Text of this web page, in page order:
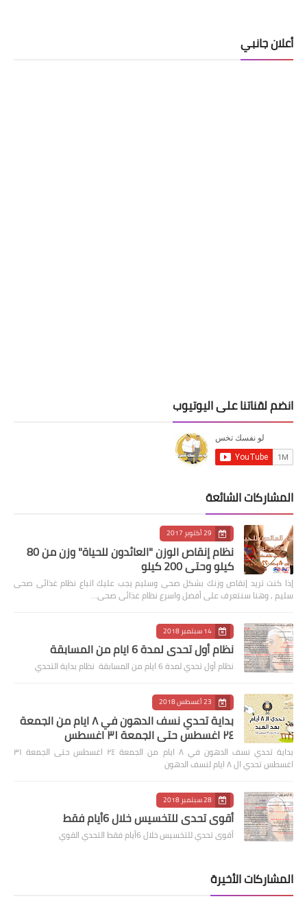
أعلان جانبي
انضم لقناتنا على اليوتيوب
المشاركات الشائعة
29 أكتوبر 2017
نظام إنقاص الوزن "العائدون للحياة" وزن من 80
كيلو وحتى 200 كيلو
إذا كنت تريد إنقاص وزنك بشكل صحى وسليم يجب عليك اتباع نظام غذائى صحى
سليم , وهنا سنتعرف على أفضل واسرع نظام غذائى صحى…
14 سبتمبر 2018
نظام أول تحدي لمدة 6 ايام من المسابقة
نظام أول تحدي لمدة 6 ايام من المسابقة نظام بداية التحدي
23 أغسطس 2018
بداية تحدي نسف الدهون في ٨ ايام من الجمعة
٢٤ اغسطس حتى الجمعة ٣١ اغسطس
بداية تحدي نسف الدهون في ٨ ايام من الجمعة ٢٤ اغسطس حتى الجمعة ٣١
اغسطس تحدي ال ٨ ايام لنسف الدهون
28 سبتمبر 2018
أقوى تحدي للتخسيس خلال 6أيام فقط
أقوى تحدي للتخسيس خلال 6أيام فقط التحدي القوي
المشاركات الأخيرة